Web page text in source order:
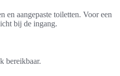
en aangepaste toiletten. Voor een
bij de ingang.
bereikbaar.